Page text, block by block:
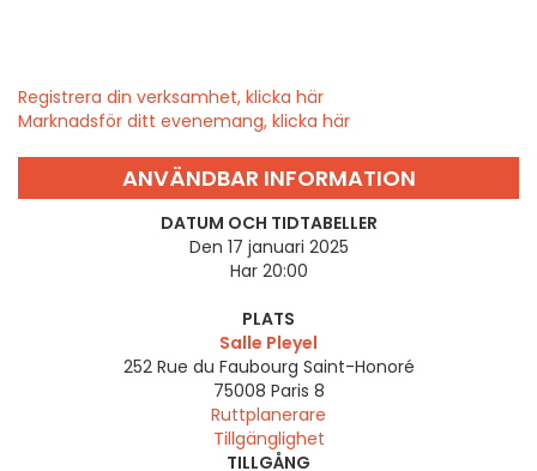
Registrera din verksamhet, klicka här
Marknadsför ditt evenemang, klicka här
ANVÄNDBAR INFORMATION
DATUM OCH TIDTABELLER
Den 17 januari 2025
Har 20:00
PLATS
Salle Pleyel
252 Rue du Faubourg Saint-Honoré
75008 Paris 8
Ruttplanerare
Tillgänglighet
TILLGÅNG